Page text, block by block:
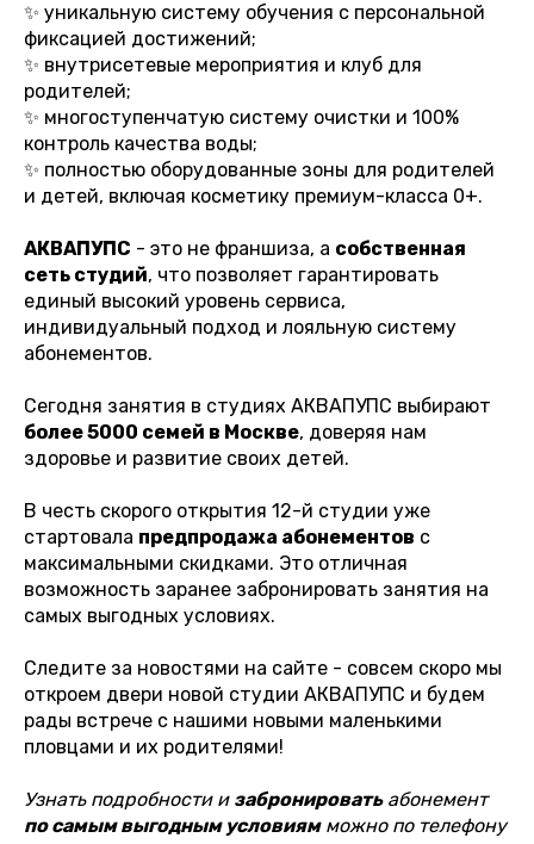
✨ уникальную систему обучения с персональной
фиксацией достижений;
✨ внутрисетевые мероприятия и клуб для
родителей;
✨ многоступенчатую систему очистки и 100%
контроль качества воды;
✨ полностью оборудованные зоны для родителей
и детей, включая косметику премиум-класса 0+.
АКВАПУПС - это не франшиза, а собственная
сеть студий, что позволяет гарантировать
единый высокий уровень сервиса,
индивидуальный подход и лояльную систему
абонементов.
Сегодня занятия в студиях АКВАПУПС выбирают
более 5000 семей в Москве, доверяя нам
здоровье и развитие своих детей.
В честь скорого открытия 12-й студии уже
стартовала предпродажа абонементов с
максимальными скидками. Это отличная
возможность заранее забронировать занятия на
самых выгодных условиях.
Следите за новостями на сайте - совсем скоро мы
откроем двери новой студии АКВАПУПС и будем
рады встрече с нашими новыми маленькими
пловцами и их родителями!
Узнать подробности и забронироватьабонемент
по самым выгодным условиямможно по телефону